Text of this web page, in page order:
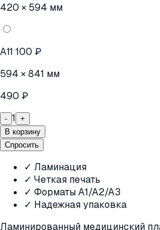
420 × 594 мм
A11 100 ₽
594 × 841 мм
490 ₽
- 1 +
В корзину
Спросить
✓ Ламинация
✓ Четкая печать
✓ Форматы A1/A2/A3
✓ Надежная упаковка
Ламинированный медицинский